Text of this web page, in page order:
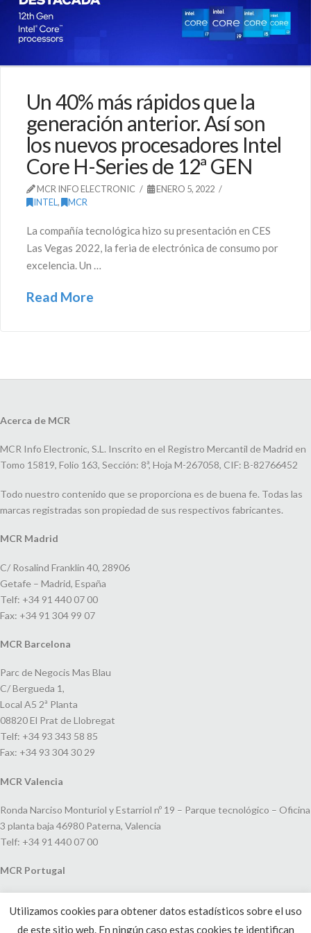
Un 40% más rápidos que la
generación anterior. Así son
los nuevos procesadores Intel
Core H-Series de 12ª GEN
MCR INFO ELECTRONIC
ENERO 5, 2022
INTEL, MCR
La compañía tecnológica hizo su presentación en CES
Las Vegas 2022, la feria de electrónica de consumo por
excelencia. Un …
Read More
Acerca de MCR
MCR Info Electronic, S.L. Inscrito en el Registro Mercantil de Madrid en
Tomo 15819, Folio 163, Sección: 8ª, Hoja M-267058, CIF: B-82766452
Todo nuestro contenido que se proporciona es de buena fe. Todas las
marcas registradas son propiedad de sus respectivos fabricantes.
MCR Madrid
C/ Rosalind Franklin 40, 28906
Getafe – Madrid, España
Telf: +34 91 440 07 00
Fax: +34 91 304 99 07
MCR Barcelona
Parc de Negocis Mas Blau
C/ Bergueda 1,
Local A5 2ª Planta
08820 El Prat de Llobregat
Telf: +34 93 343 58 85
Fax: +34 93 304 30 29
MCR Valencia
Ronda Narciso Monturiol y Estarriol nº 19 – Parque tecnológico – Oficina
3 planta baja 46980 Paterna, Valencia
Telf: +34 91 440 07 00
MCR Portugal
João V, 24
Utilizamos cookies para obtener datos estadísticos sobre el uso
de este sitio web. En ningún caso estas cookies te identifican